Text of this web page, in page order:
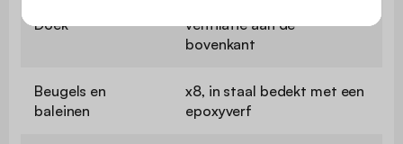
Doek
ventilatie aan de
bovenkant
Beugels en
baleinen
x8, in staal bedekt met een
epoxyverf